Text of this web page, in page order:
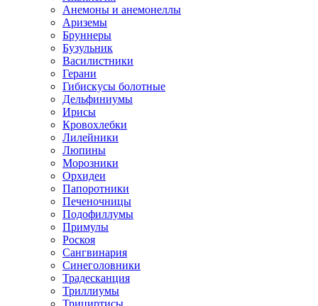
Анемоны и анемонеллы
Ариземы
Бруннеры
Бузульник
Василистники
Герани
Гибискусы болотные
Дельфиниумы
Ирисы
Кровохлебки
Лилейники
Люпины
Морозники
Орхидеи
Папоротники
Печеночницы
Подофиллумы
Примулы
Роскоя
Сангвинария
Синеголовники
Традесканция
Триллиумы
Трициртисы